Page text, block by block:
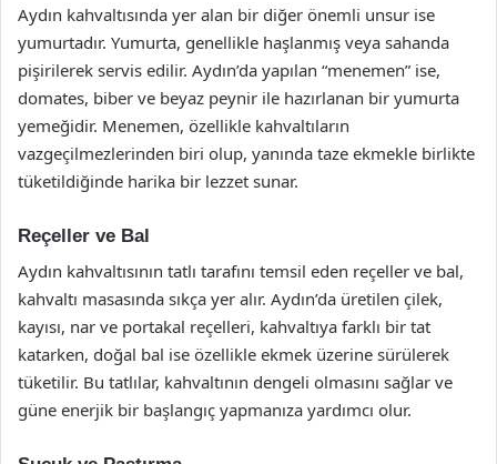
Aydın kahvaltısında yer alan bir diğer önemli unsur ise
yumurtadır. Yumurta, genellikle haşlanmış veya sahanda
pişirilerek servis edilir. Aydın’da yapılan “menemen” ise,
domates, biber ve beyaz peynir ile hazırlanan bir yumurta
yemeğidir. Menemen, özellikle kahvaltıların
vazgeçilmezlerinden biri olup, yanında taze ekmekle birlikte
tüketildiğinde harika bir lezzet sunar.
Reçeller ve Bal
Aydın kahvaltısının tatlı tarafını temsil eden reçeller ve bal,
kahvaltı masasında sıkça yer alır. Aydın’da üretilen çilek,
kayısı, nar ve portakal reçelleri, kahvaltıya farklı bir tat
katarken, doğal bal ise özellikle ekmek üzerine sürülerek
tüketilir. Bu tatlılar, kahvaltının dengeli olmasını sağlar ve
güne enerjik bir başlangıç yapmanıza yardımcı olur.